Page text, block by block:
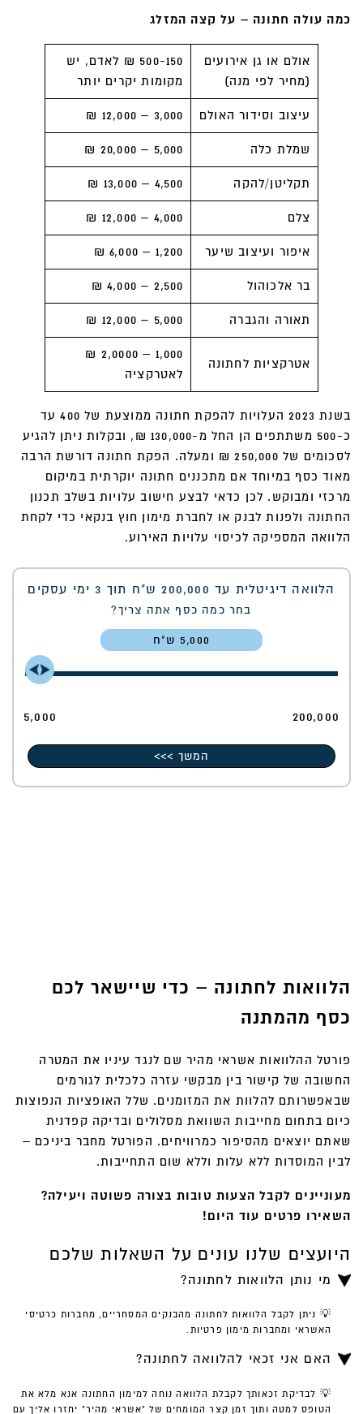
כמה עולה חתונה – על קצה המזלג
אולם או גן אירועים
(מחיר לפי מנה)
500-150 ₪ לאדם, יש
מקומות יקרים יותר
עיצוב וסידור האולם 3,000 – 12,000 ₪
שמלת כלה 5,000 – 20,000 ₪
תקליטן/להקה 4,500 – 13,000 ₪
צלם 4,000 – 12,000 ₪
איפור ועיצוב שיער 1,200 – 6,000 ₪
בר אלכוהול 2,500 – 4,000 ₪
תאורה והגברה 5,000 – 12,000 ₪
אטרקציות לחתונה
1,000 – 2,0000 ₪
לאטרקציה
בשנת 2023 העלויות להפקת חתונה ממוצעת של 400 עד
כ-500 משתתפים הן החל מ-130,000 ₪, ובקלות ניתן להגיע
לסכומים של 250,000 ₪ ומעלה. הפקת חתונה דורשת הרבה
מאוד כסף במיוחד אם מתכננים חתונה יוקרתית במיקום
מרכזי ומבוקש. לכן כדאי לבצע חישוב עלויות בשלב תכנון
החתונה ולפנות לבנק או לחברת מימון חוץ בנקאי כדי לקחת
הלוואה המספיקה לכיסוי עלויות האירוע.
הלוואה דיגיטלית עד 200,000 ש"ח תוך 3 ימי עסקים
בחר כמה כסף אתה צריך?
5,000
5,000 200,000
המשך >>>
הלוואות לחתונה – כדי שיישאר לכם
כסף מהמתנה
פורטל ההלוואות אשראי מהיר שם לנגד עיניו את המטרה
החשובה של קישור בין מבקשי עזרה כלכלית לגורמים
שבאפשרותם להלוות את המזומנים. שלל האופציות הנפוצות
כיום בתחום מחייבות השוואת מסלולים ובדיקה קפדנית
שאתם יוצאים מהסיפור כמרוויחים. הפורטל מחבר ביניכם –
לבין המוסדות ללא עלות וללא שום התחייבות.
מעוניינים לקבל הצעות טובות בצורה פשוטה ויעילה?
השאירו פרטים עוד היום!
היועצים שלנו עונים על השאלות שלכם
מי נותן הלוואות לחתונה?
💡 ניתן לקבל הלוואות לחתונה מהבנקים המסחריים, מחברות כרטיסי
האשראי ומחברות מימון פרטיות.
האם אני זכאי להלוואה לחתונה?
💡 לבדיקת זכאותך לקבלת הלוואה נוחה למימון החתונה אנא מלא את
הטופס למטה ותוך זמן קצר המומחים של "אשראי מהיר" יחזרו אליך עם